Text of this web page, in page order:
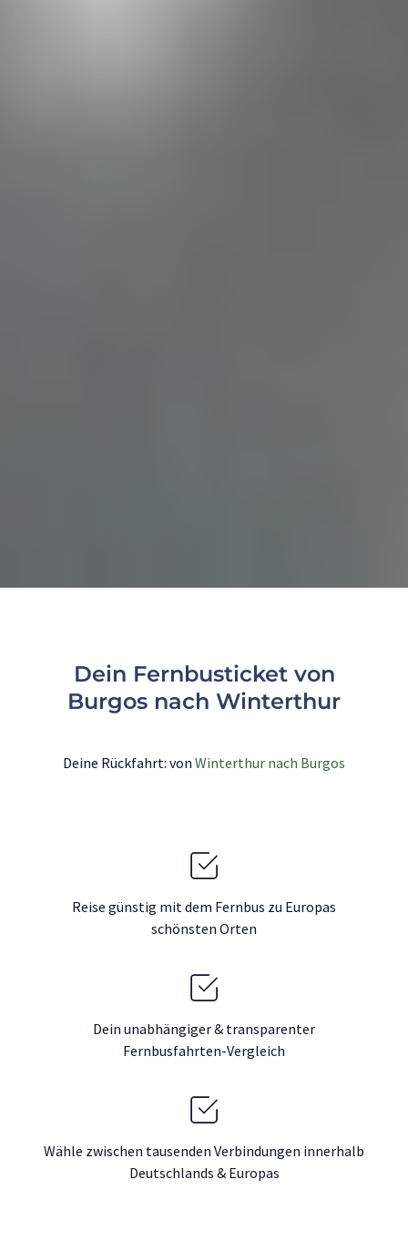
Dein Fernbusticket von
Burgos nach Winterthur
Deine Rückfahrt: von Winterthur nach Burgos
Reise günstig mit dem Fernbus zu Europas
schönsten Orten
Dein unabhängiger & transparenter
Fernbusfahrten-Vergleich
Wähle zwischen tausenden Verbindungen innerhalb
Deutschlands & Europas